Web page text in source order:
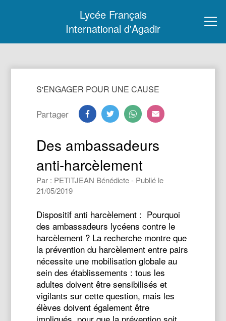
Lycée Français
International d'Agadir
S'ENGAGER POUR UNE CAUSE
Partager
Des ambassadeurs
anti-harcèlement
Par : PETITJEAN Bénédicte - Publié le
21/05/2019
Dispositif anti harcèlement : Pourquoi
des ambassadeurs lycéens contre le
harcèlement ? La recherche montre que
la prévention du harcèlement entre pairs
nécessite une mobilisation globale au
sein des établissements : tous les
adultes doivent être sensibilisés et
vigilants sur cette question, mais les
élèves doivent également être